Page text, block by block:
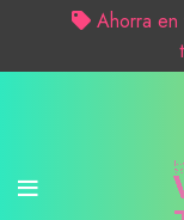
Ahorra en